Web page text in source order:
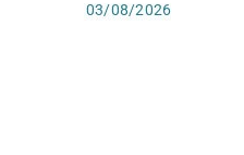
03/08/2026